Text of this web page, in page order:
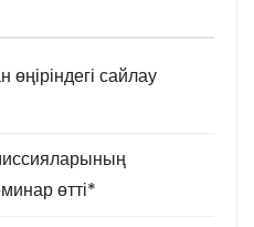
сайлау
өтті*